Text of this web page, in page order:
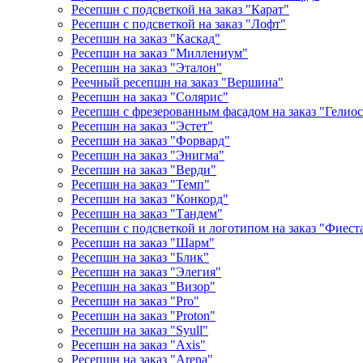
Ресепшн с подсветкой на заказ "Карат"
Ресепшн с подсветкой на заказ "Лофт"
Ресепшн на заказ "Каскад"
Ресепшн на заказ "Миллениум"
Ресепшн на заказ "Эталон"
Реечный ресепшн на заказ "Вершина"
Ресепшн на заказ "Солярис"
Ресепшн с фрезерованным фасадом на заказ
Ресепшн на заказ "Эстет"
Ресепшн на заказ "Форвард"
Ресепшн на заказ "Энигма"
Ресепшн на заказ "Верди"
Ресепшн на заказ "Темп"
Ресепшн на заказ "Конкорд"
Ресепшн на заказ "Тандем"
Ресепшн с подсветкой и логотипом на заказ
Ресепшн на заказ "Шарм"
Ресепшн на заказ "Блик"
Ресепшн на заказ "Элегия"
Ресепшн на заказ "Визор"
Ресепшн на заказ "Pro"
Ресепшн на заказ "Proton"
Ресепшн на заказ "Syull"
Ресепшн на заказ "Axis"
Ресепшн на заказ "Arena"